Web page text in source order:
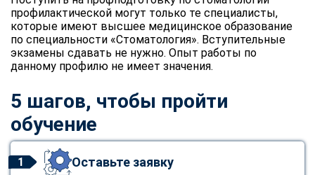
профилактической могут только те специалисты,
которые имеют высшее медицинское образование
по специальности «Стоматология». Вступительные
экзамены сдавать не нужно. Опыт работы по
данному профилю не имеет значения.
5 шагов, чтобы пройти
обучение
1 Оставьте заявку